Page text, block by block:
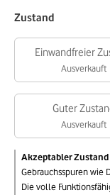
Zustand
Einwandfreier
Ausverkauft
Guter
Ausverkauft
Akzeptabler Zustand
Gebrauchsspuren wie
Die volle